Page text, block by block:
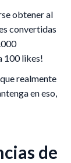
obtener al
convertidas
100 likes!
realmente
en eso,
de